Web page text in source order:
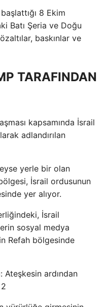
8 Ekim
Batı Şeria ve Doğu
baskınlar ve
TARAFINDAN
kapsamında İsrail
adlandırılan
yerle bir olan
İsrail ordusunun
yer alıyor.
İsrail
sosyal medya
Refah bölgesinde